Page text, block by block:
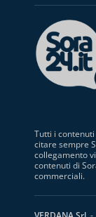
Tutti i
citare sempre
collegamento
contenuti di
commerciali.